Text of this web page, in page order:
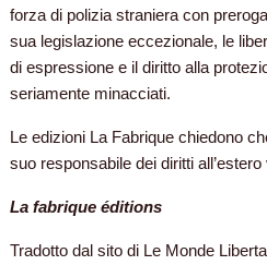
forza di polizia straniera con
sua legislazione eccezionale, le
di espressione e il diritto alla
seriamente minacciati.
Le edizioni La Fabrique chiedono
suo responsabile dei diritti
La fabrique éditions
Tradotto dal sito di Le Monde